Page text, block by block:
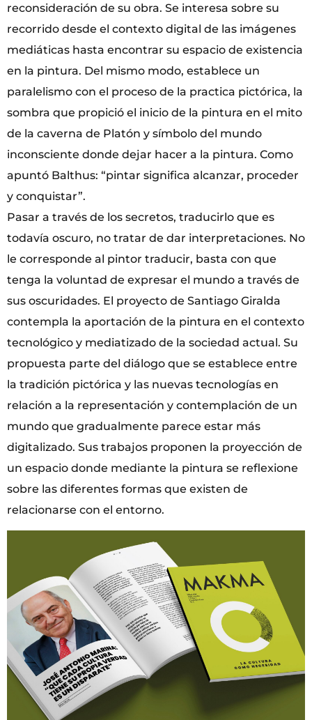
reconsideración de su obra. Se interesa sobre su
recorrido desde el contexto digital de las imágenes
mediáticas hasta encontrar su espacio de existencia
en la pintura. Del mismo modo, establece un
paralelismo con el proceso de la practica pictórica, la
sombra que propició el inicio de la pintura en el mito
de la caverna de Platón y símbolo del mundo
inconsciente donde dejar hacer a la pintura. Como
apuntó Balthus: “pintar significa alcanzar, proceder
y conquistar”.
Pasar a través de los secretos, traducirlo que es
todavía oscuro, no tratar de dar interpretaciones. No
le corresponde al pintor traducir, basta con que
tenga la voluntad de expresar el mundo a través de
sus oscuridades. El proyecto de Santiago Giralda
contempla la aportación de la pintura en el contexto
tecnológico y mediatizado de la sociedad actual. Su
propuesta parte del diálogo que se establece entre
la tradición pictórica y las nuevas tecnologías en
relación a la representación y contemplación de un
mundo que gradualmente parece estar más
digitalizado. Sus trabajos proponen la proyección de
un espacio donde mediante la pintura se reflexione
sobre las diferentes formas que existen de
relacionarse con el entorno.